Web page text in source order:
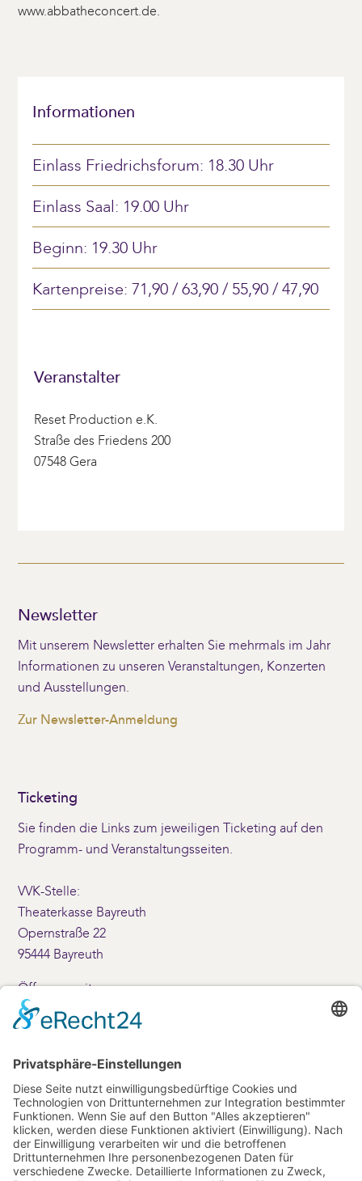
www.abbatheconcert.de.
Informationen
Einlass Friedrichsforum: 18.30 Uhr
Einlass Saal: 19.00 Uhr
Beginn: 19.30 Uhr
Kartenpreise: 71,90 / 63,90 / 55,90 / 47,90
Veranstalter
Reset Production e.K.
Straße des Friedens 200
07548 Gera
Newsletter
Mit unserem Newsletter erhalten Sie mehrmals im Jahr
Informationen zu unseren Veranstaltungen, Konzerten
und Ausstellungen.
Zur Newsletter-Anmeldung
Ticketing
Sie finden die Links zum jeweiligen Ticketing auf den
Programm- und Veranstaltungsseiten.
VVK-Stelle:
Theaterkasse Bayreuth
Opernstraße 22
95444 Bayreuth
Öffnungszeiten:
Montag – Freitag: 10 – 17 Uhr
Samstag: 10 – 14 Uhr
Kontakt
info(at)friedrichsforum.de
+49 (0) 921 / 25 20-80